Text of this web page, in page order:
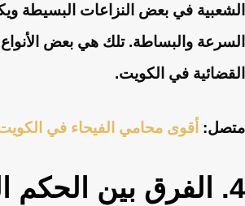
الشعبية في بعض النزاعات البسيطة
السرعة والبساطة. تلك هي بعض الأنواع
القضائية في الكويت.
متصل: أقوى محامي الفيحاء في
4. الفرق بين الحكم